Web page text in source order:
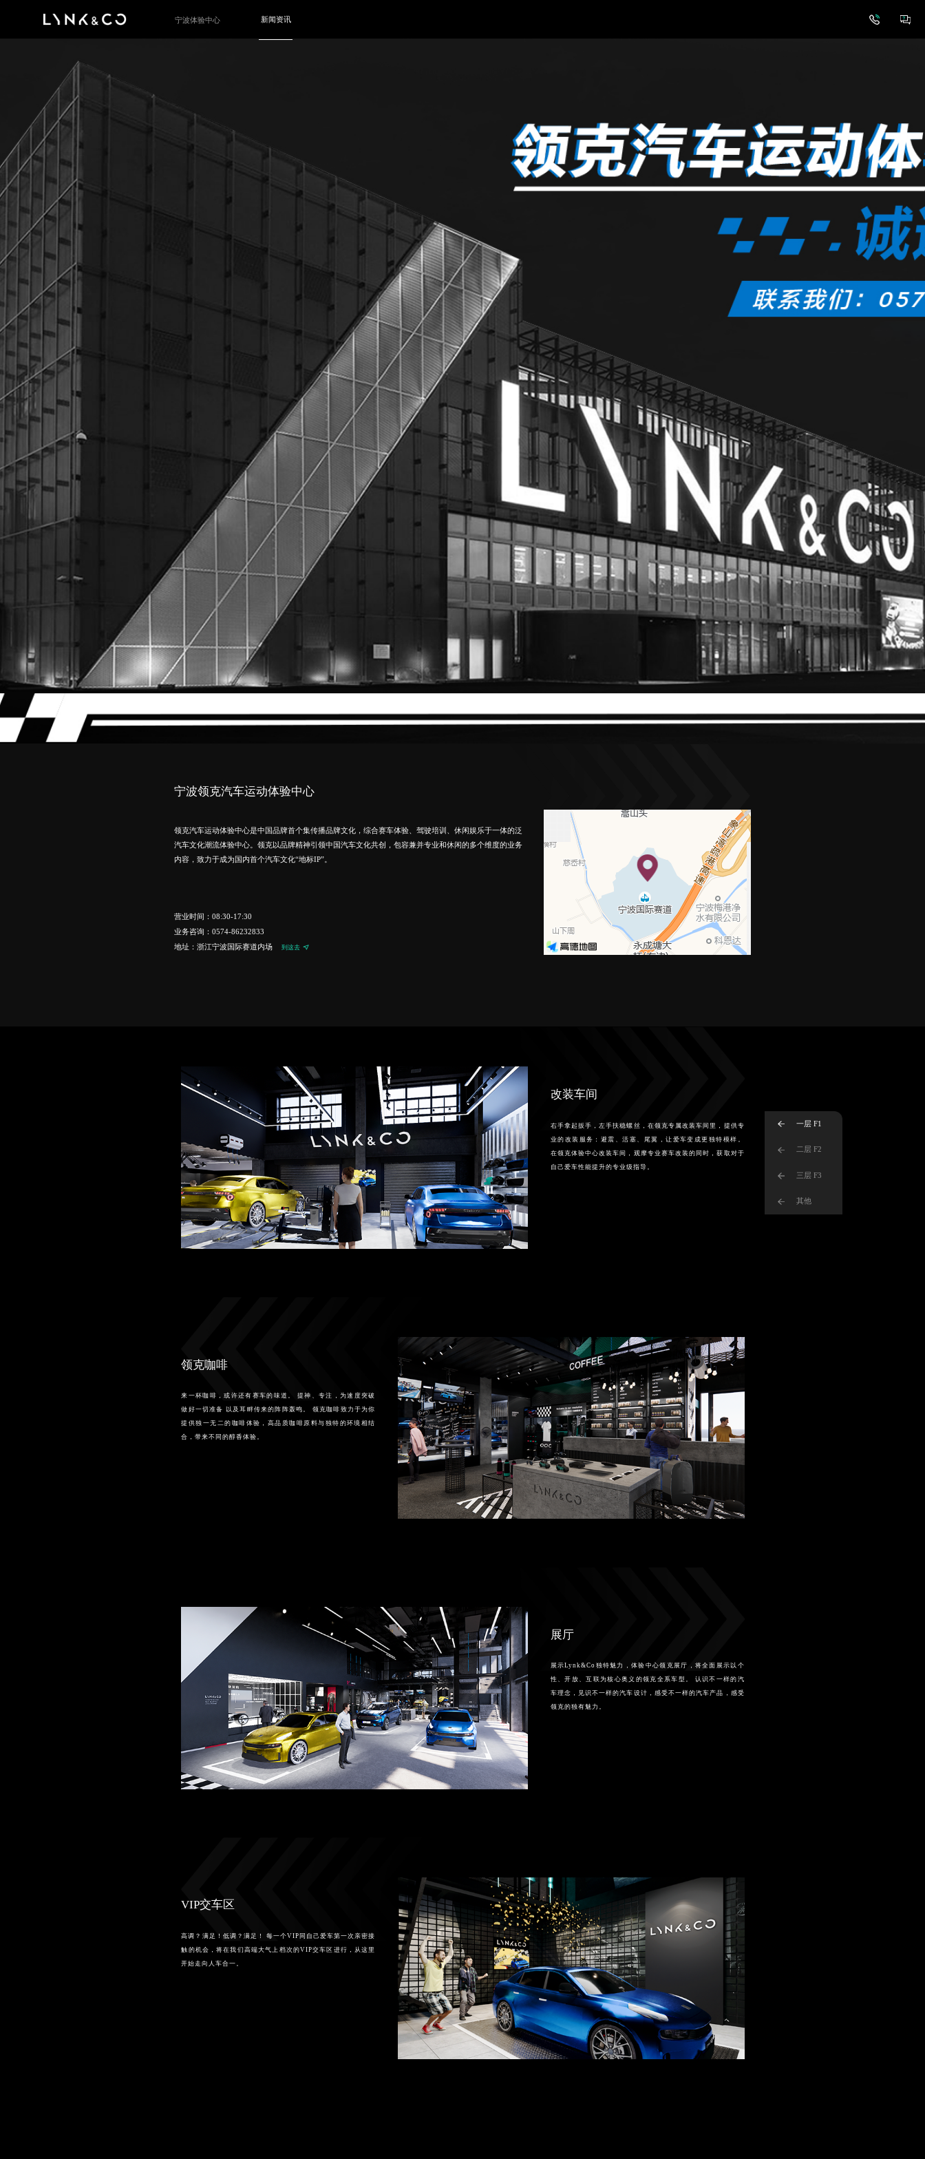
宁波体验中心 新闻资讯
宁波领克汽车运动体验中心
领克汽车运动体验中心是中国品牌首个集传播品牌文化，综合赛车体验、驾驶培训、休闲娱乐于一体的泛
汽车文化潮流体验中心。领克以品牌精神引领中国汽车文化共创，包容兼并专业和休闲的多个维度的业务
内容，致力于成为国内首个汽车文化“地标IP”。
营业时间： 08:30-17:30
业务咨询： 0574-86232833
地址： 浙江宁波国际赛道内场 到这去
一层 F1
二层 F2
三层 F3
其他
改装车间
右手拿起扳手，左手扶稳螺丝，在领克专属改装车间里，提供专
业的改装服务：避震、活塞、尾翼，让爱车变成更独特模样。
在领克体验中心改装车间，观摩专业赛车改装的同时，获取对于
自己爱车性能提升的专业级指导。
领克咖啡
来一杯咖啡，或许还有赛车的味道。 提神、专注，为速度突破
做好一切准备 以及耳畔传来的阵阵轰鸣。 领克咖啡致力于为你
提供独一无二的咖啡体验，高品质咖啡原料与独特的环境相结
合，带来不同的醇香体验。
展厅
展示Lynk&Co独特魅力，体验中心领克展厅，将全面展示以个
性、开放、互联为核心奥义的领克全系车型。 认识不一样的汽
车理念，见识不一样的汽车设计，感受不一样的汽车产品，感受
领克的独有魅力。
VIP交车区
高调？满足！低调？满足！ 每一个VIP同自己爱车第一次亲密接
触的机会，将在我们高端大气上档次的VIP交车区进行，从这里
开始走向人车合一。